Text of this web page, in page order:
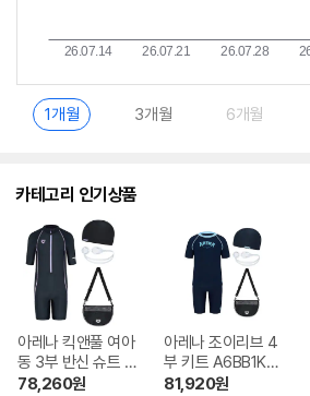
1개월 3개월 6개월
카테고리 인기상품
아레나 킥앤풀 여아
동 3부 반신 슈트 키
트 A5SG1KG03BL
78,260원
아레나 조이리브 4
부 키트 A6BB1KB
02NVY
81,920원